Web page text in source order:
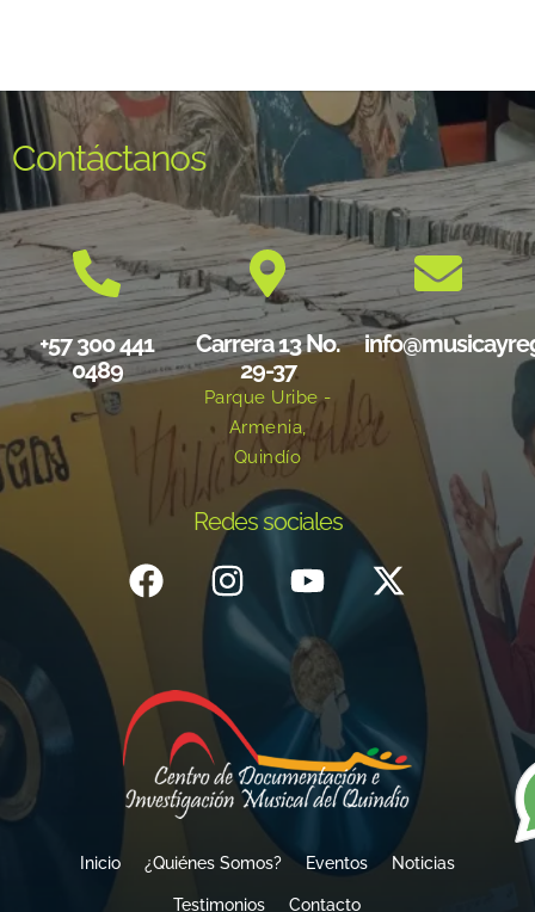
Contáctanos
+57 300 441
0489
Carrera 13 No.
29-37
Parque Uribe -
Armenia,
Quindío
Redes sociales
Inicio ¿Quiénes Somos? Eventos Noticias
Testimonios Contacto